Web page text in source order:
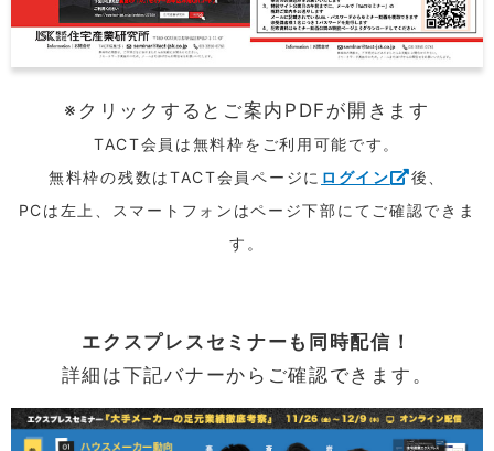
※クリックするとご案内PDFが開きます
TACT会員は無料枠をご利用可能です。
無料枠の残数はTACT会員ページに ログイン
後、
PCは左上、スマートフォンはページ下部にてご確認できま
す。
エクスプレスセミナーも同時配信！
詳細は下記バナーからご確認できます。